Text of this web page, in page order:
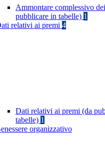
Ammontare complessivo
pubblicare in tabelle) 1
relativi ai premi 4
Dati relativi ai premi (da
tabelle) 1
organizzativo